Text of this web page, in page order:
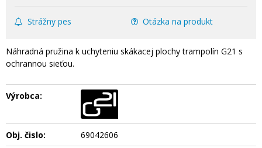
Strážny pes Otázka na produkt
Náhradná pružina k uchyteniu skákacej plochy trampolín G21 s
ochrannou sieťou.
Výrobca:
Obj. čislo:
69042606